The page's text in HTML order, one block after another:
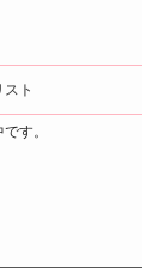
スト
す。